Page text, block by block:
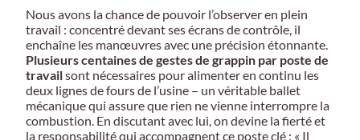
Nous avons la chance de pouvoir l’observer en plein
travail : concentré devant ses écrans de contrôle, il
enchaîne les manœuvres avec une précision étonnante.
Plusieurs centaines de gestes de grappin par poste de
travailsont nécessaires pour alimenter en continu les
deux lignes de fours de l’usine – un véritable ballet
mécanique qui assure que rien ne vienne interrompre la
combustion. En discutant avec lui, on devine la fierté et
la responsabilité qui accompagnent ce poste clé : « Il